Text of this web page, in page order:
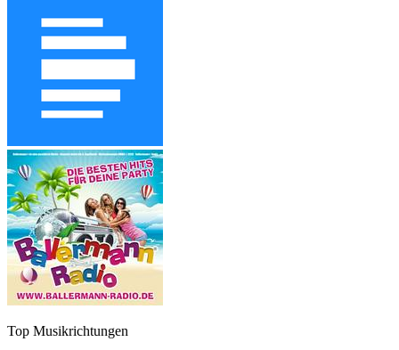
Top Musikrichtungen